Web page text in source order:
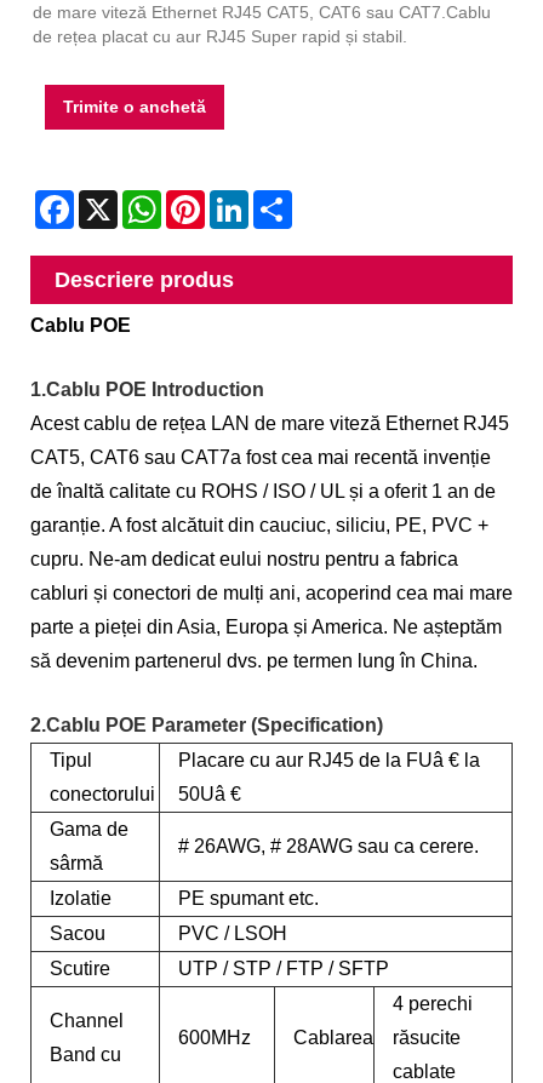
de mare viteză Ethernet RJ45 CAT5, CAT6 sau CAT7.Cablu
de rețea placat cu aur RJ45 Super rapid și stabil.
Trimite o anchetă
Facebook
X WhatsAppPinterestLinkedIn
Descriere produs
Cablu POE
1.Cablu POE Introduction
Acest cablu de rețea LAN de mare viteză Ethernet RJ45
CAT5, CAT6 sau CAT7a fost cea mai recentă invenție
de înaltă calitate cu ROHS / ISO / UL și a oferit 1 an de
garanție. A fost alcătuit din cauciuc, siliciu, PE, PVC +
cupru. Ne-am dedicat eului nostru pentru a fabrica
cabluri și conectori de mulți ani, acoperind cea mai mare
parte a pieței din Asia, Europa și America. Ne așteptăm
să devenim partenerul dvs. pe termen lung în China.
2.Cablu POE Parameter (Specification)
Tipul
conectorului
Placare cu aur RJ45 de la FUâ € la
50Uâ €
Gama de
sârmă
# 26AWG, # 28AWG sau ca cerere.
Izolatie
PE spumant etc.
Sacou
PVC / LSOH
Scutire
UTP / STP / FTP / SFTP
Channel
Band cu
600MHz Cablarea
4 perechi
răsucite
cablate